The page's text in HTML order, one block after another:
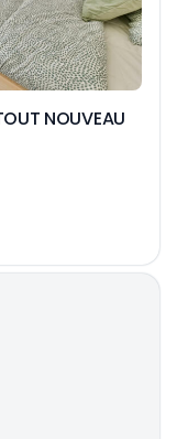
NOUVEAU